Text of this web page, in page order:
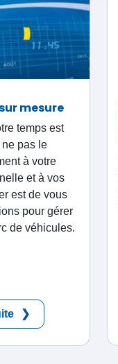
mesure
temps est
pas le
à votre
et à vos
est de vous
pour gérer
de véhicules.